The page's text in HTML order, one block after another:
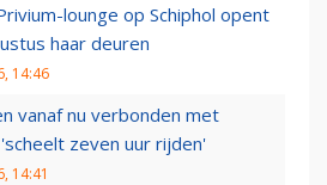
lounge op Schiphol opent
haar deuren
14:46
vanaf nu verbonden met
zeven uur rijden'
14:41